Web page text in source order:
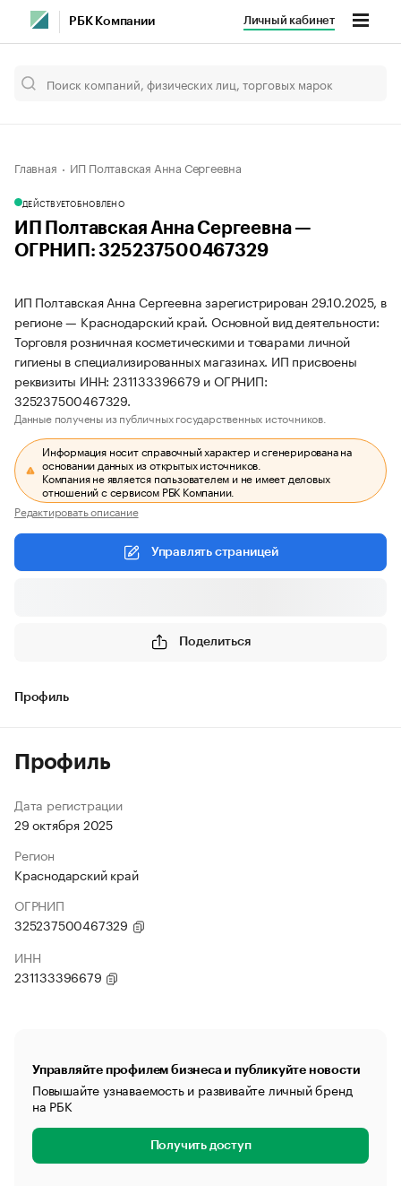
РБК Компании Личный кабинет
Главная ИП Полтавская Анна Сергеевна
ДЕЙСТВУЕТОБНОВЛЕНО
ИП Полтавская Анна Сергеевна —
ОГРНИП: 325237500467329
ИП Полтавская Анна Сергеевна зарегистрирован 29.10.2025, в
регионе — Краснодарский край. Основной вид деятельности:
Торговля розничная косметическими и товарами личной
гигиены в специализированных магазинах. ИП присвоены
реквизиты ИНН: 231133396679 и ОГРНИП:
325237500467329.
Данные получены из публичных государственных источников.
Информация носит справочный характер и сгенерирована на
основании данных из открытых источников.
Компания не является пользователем и не имеет деловых
отношений с сервисом РБК Компании.
Редактировать описание
Управлять страницей
Поделиться
Профиль
Профиль
Дата регистрации
29 октября 2025
Регион
Краснодарский край
ОГРНИП
325237500467329
ИНН
231133396679
Управляйте профилем бизнеса и публикуйте новости
Повышайте узнаваемость и развивайте личный бренд
на РБК
Получить доступ